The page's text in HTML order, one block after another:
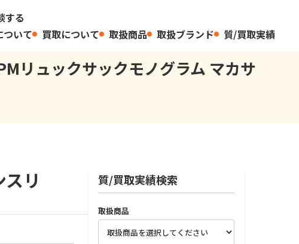
する
ついて 買取について 取扱商品 取扱ブランド 質/買取実績
リュックサックモノグラム マカサ
リ 質/買取実績検索
取扱商品